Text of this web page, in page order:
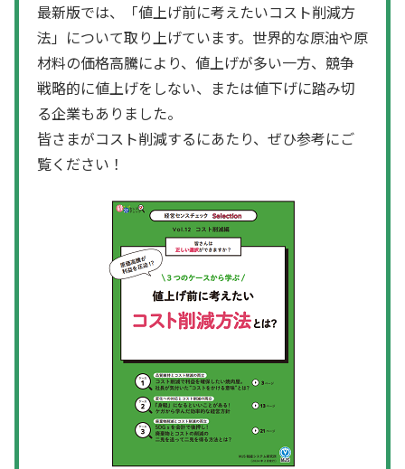
最新版では、「値上げ前に考えたいコスト削減方
法」について取り上げています。世界的な原油や原
材料の価格高騰により、値上げが多い一方、競争
戦略的に値上げをしない、または値下げに踏み切
る企業もありました。
皆さまがコスト削減するにあたり、ぜひ参考にご
覧ください！